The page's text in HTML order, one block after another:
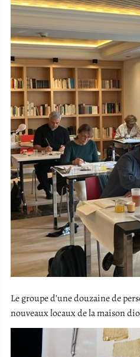
Le groupe d’une douzaine de
nouveaux locaux de la maison